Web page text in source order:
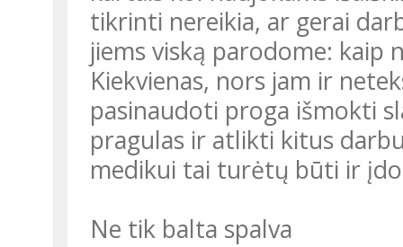
tikrinti nereikia, ar gerai
jiems viską parodome:
Kiekvienas, nors jam ir
pasinaudoti proga išmokti
pragulas ir atlikti kitus
medikui tai turėtų būti ir
Ne tik balta spalva